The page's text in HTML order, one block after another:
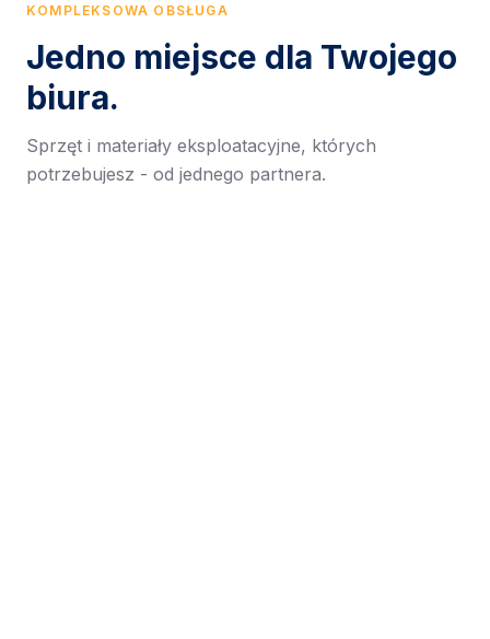
KOMPLEKSOWA OBSŁUGA
Jedno miejsce dla Twojego
biura.
Sprzęt i materiały eksploatacyjne, których
potrzebujesz - od jednego partnera.